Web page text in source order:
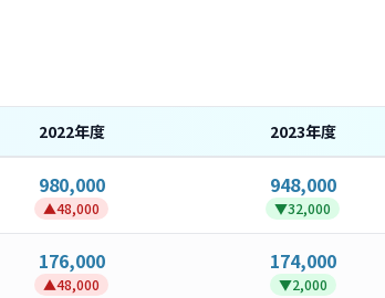
2022年度 2023年度
980,000
▲48,000
948,000
▼32,000
176,000
▲48,000
174,000
▼2,000